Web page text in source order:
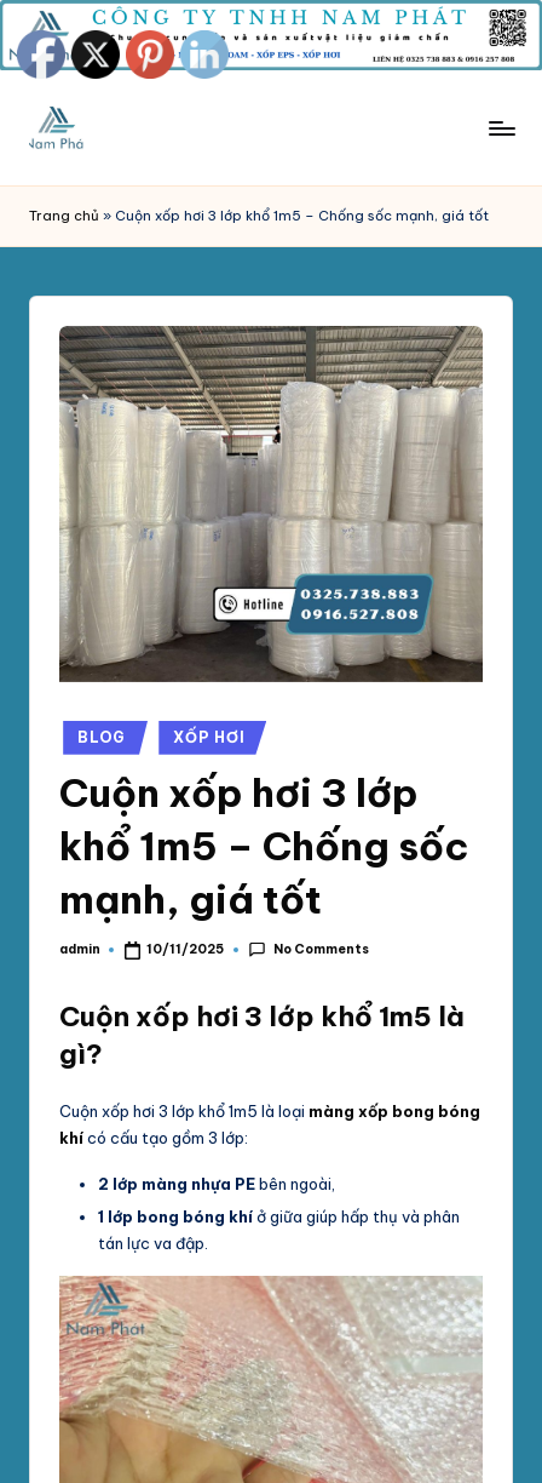
Skip
content
Ú
T
X
Tnhh
Xốp
Nam
Phát
chuyên
xuất
phân
phối
xốp
foam,
chống
Bình
Trang chủ » Cuộn xốp hơi 3 lớp khổ 1m5 – Chống sốc mạnh, giá tốt
Posted
in
BLOG XỐP HƠI
Cuộn xốp hơi 3 lớp
khổ 1m5 – Chống sốc
mạnh, giá tốt
Posted
admin 10/11/2025 No Comments
Cuộn xốp hơi 3 lớp khổ 1m5 là
gì?
Cuộn xốp hơi 3 lớp khổ 1m5 là loại màng xốp bong bóng
khícó cấu tạo gồm 3 lớp:
2 lớp màng nhựa PEbên ngoài,
1 lớp bong bóng khíở giữa giúp hấp thụ và phân
tán lực va đập.